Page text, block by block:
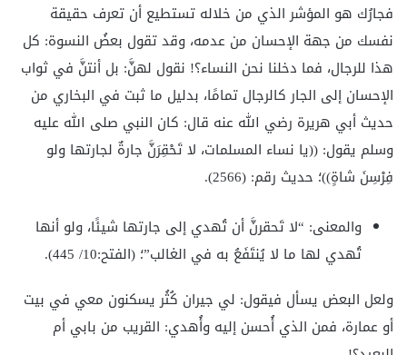
فجارُك هو المؤشر الذي من خلاله تستطيع أن تعرف حقيقة
نفسك من جهة الإحسان من عدمه، وقد تقول بعضُ النسوة: كل
هذا للرجال، فما دخلنا نحن النساء؟! نقول لهنَّ: بل أنتنَّ في ثواب
الإحسان إلى الجار كالرجال تمامًا، بدليل ما ثبت في البخاري من
حديث أبي هريرة رضي الله عنه قال: كان النبي صلى الله عليه
وسلم يقول: ((يا نساء المسلمات، لا تَحْقِرَنَّ جارةٌ لجارتها ولو
فِرْسِنَ شاةٍ))؛ حديث رقم: (2566).
والمعنى: “لا تَحقرنَّ أن تُهدي إلى جارتها شيئًا، ولو أنها
تُهدي لها ما لا يُنتَفَعُ به في الغالب”؛ (الفتح:10/ 445).
ولعل البعض يسأل فيقول: لي جيران كُثُر يسكنون معي في بيت
أو عمارة، فمن الذي أُحسن إليه وأُهدي: القريب من بابي أم